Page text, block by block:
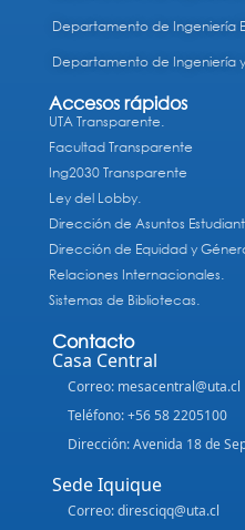
Departamento de Ingeniería
Departamento de Ingeniería
Accesos rápidos
UTA Transparente.
Facultad Transparente
Ing2030 Transparente
Ley del Lobby.
Dirección de Asuntos
Dirección de Equidad y
Relaciones Internacionales.
Sistemas de Bibliotecas.
Contacto
Casa Central
Correo: mesacentral@uta.cl
Teléfono: +56 58 2205100
Dirección: Avenida 18 de
Sede Iquique
Correo: diresciqq@uta.cl